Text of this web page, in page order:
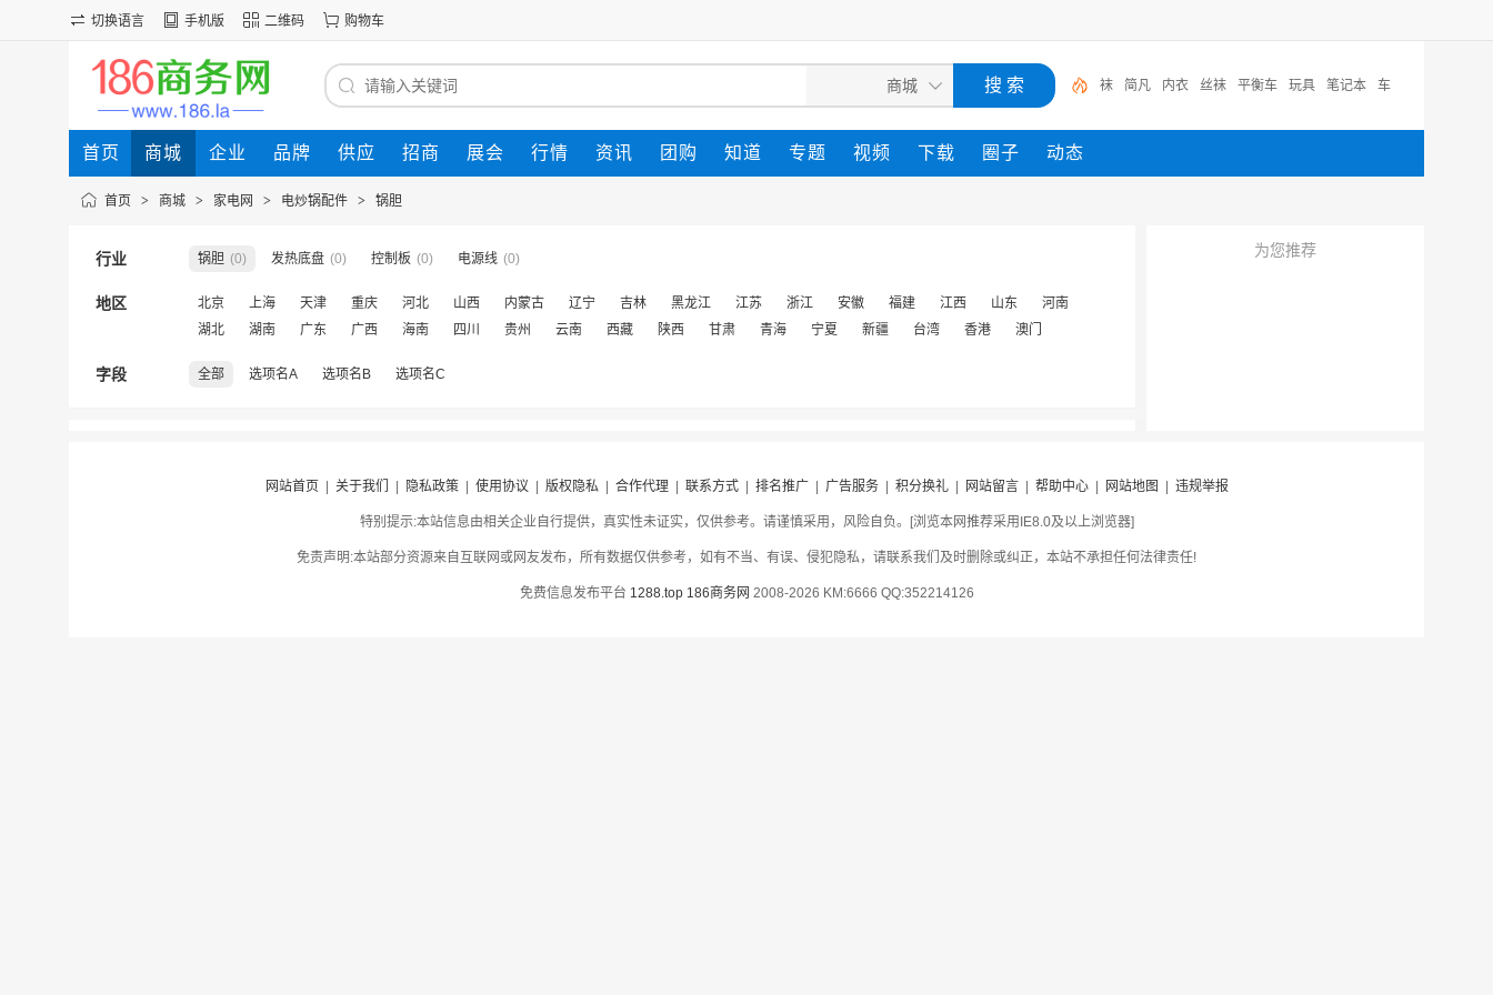
切换语言 手机版 二维码 购物车
袜 简凡 内衣 丝袜 平衡车 玩具 笔记本 车
首页 商城 企业 品牌 供应 招商 展会 行情 资讯 团购 知道 专题 视频 下载 圈子 动态
首页 > 商城 > 家电网 > 电炒锅配件 > 锅胆
行业 锅胆 (0) 发热底盘 (0) 控制板 (0) 电源线 (0)
地区 北京 上海 天津 重庆 河北 山西 内蒙古 辽宁 吉林 黑龙江 江苏 浙江 安徽 福建 江西 山东
河南
湖北
湖南 广东 广西 海南 四川 贵州 云南 西藏 陕西 甘肃 青海 宁夏 新疆 台湾 香港 澳门
字段 全部 选项名A 选项名B 选项名C
为您推荐
网站首页 关于我们 隐私政策| 使用协议 版权隐私| 合作代理| 联系方式| 排名推广| 广告服务| 积分换礼| 网站留言| 帮助中心| 网站地图 违规举报
特别提示:本站信息由相关企业自行提供，真实性未证实，仅供参考。请谨慎采用，风险自负。[浏览本网推荐采用IE8.0及以上浏览器]
免责声明:本站部分资源来自互联网或网友发布，所有数据仅供参考，如有不当、有误、侵犯隐私，请联系我们及时删除或纠正，本站不承担任何法律责任!
免费信息发布平台 1288.top 186商务网 2008-2026 KM:6666 QQ:352214126